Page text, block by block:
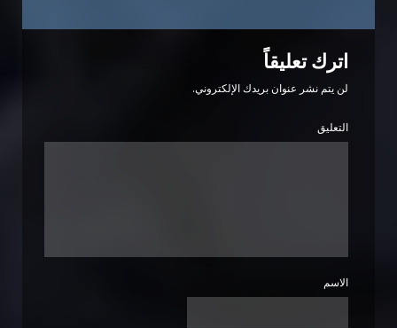
اترك تعليقاً
لن يتم نشر عنوان بريدك الإلكتروني.
التعليق
الاسم